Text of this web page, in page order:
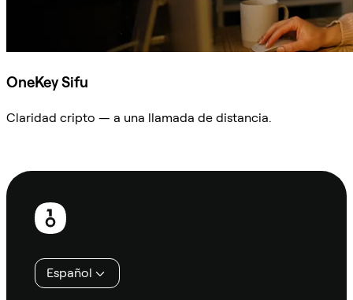
OneKey Sifu
Claridad cripto — a una llamada de distancia.
Pie
página
Español